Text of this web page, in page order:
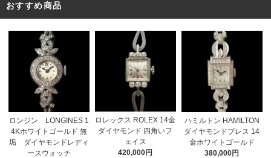
おすすめ商品
ロンジン LONGINES 1
4Kホワイトゴールド 無
垢 ダイヤモンドレディ
ースウォッチ
ロレックス ROLEX 14金
ダイヤモンド 四角いフ
ェイス
420,000円
ハミルトン HAMILTON
ダイヤモンドブレス 14
金ホワイトゴールド
380,000円